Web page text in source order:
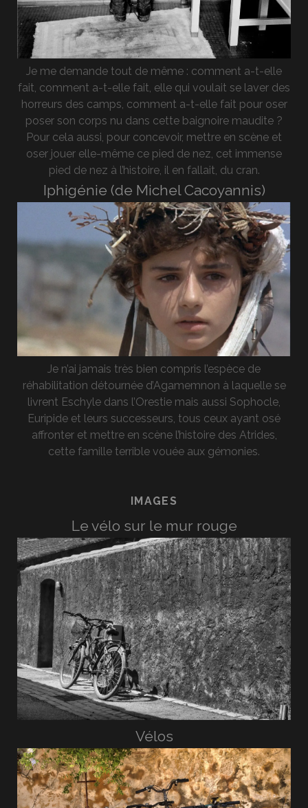
Je me demande tout de même : comment a-t-elle
fait, comment a-t-elle fait, elle qui voulait se laver des
horreurs des camps, comment a-t-elle fait pour oser
poser son corps nu dans cette baignoire maudite ?
Pour cela aussi, pour concevoir, mettre en scène et
oser jouer elle-même ce pied de nez, cet immense
pied de nez à l’histoire, il en fallait, du cran.
Iphigénie (de Michel Cacoyannis)
Je n’ai jamais très bien compris l’espèce de
réhabilitation détournée d’Agamemnon à laquelle se
livrent Eschyle dans l’Orestie mais aussi Sophocle,
Euripide et leurs successeurs, tous ceux ayant osé
affronter et mettre en scène l’histoire des Atrides,
cette famille terrible vouée aux gémonies.
IMAGES
Le vélo sur le mur rouge
Vélos